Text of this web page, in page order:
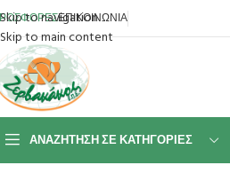
Skip to navigation
Skip to main content
ΕΠΙΚΟΙΝΩΝΙΑ
ΑΝΑΖΉΤΗΣΗ ΣΕ ΚΑΤΗΓΟΡΊΕΣ